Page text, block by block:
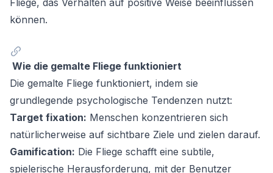
können.
Wie die gemalte Fliege funktioniert
Die gemalte Fliege funktioniert, indem sie
grundlegende psychologische Tendenzen nutzt:
Target fixation: Menschen konzentrieren sich
natürlicherweise auf sichtbare Ziele und zielen darauf.
Gamification: Die Fliege schafft eine subtile,
spielerische Herausforderung, mit der Benutzer